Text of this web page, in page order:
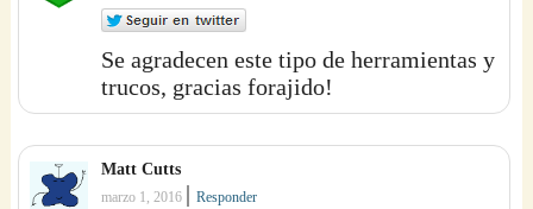
Se agradecen este tipo de herramientas y
trucos, gracias forajido!
Matt Cutts
marzo 1, 2016 |Responder